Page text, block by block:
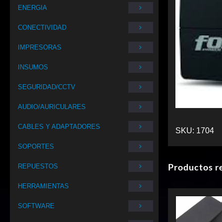
ENERGIA
CONECTIVIDAD
IMPRESORAS
INSUMOS
SEGURIDAD/CCTV
AUDIO/AURICULARES
CABLES Y ADAPTADORES
SOPORTES
REPUESTOS
HERRAMIENTAS
SOFTWARE
SKU: 1704
Productos